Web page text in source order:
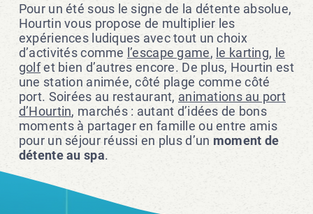
Pour un été sous le signe de la détente absolue,
Hourtin vous propose de multiplier les
expériences ludiques avec tout un choix
d’activités comme l’escape game, le karting, le
golfet bien d’autres encore. De plus, Hourtin est
une station animée, côté plage comme côté
port. Soirées au restaurant, animations au port
d’Hourtin, marchés : autant d’idées de bons
moments à partager en famille ou entre amis
pour un séjour réussi en plus d’un moment de
détente au spa.